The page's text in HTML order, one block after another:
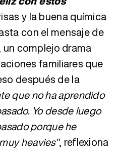
y la buena química
con el mensaje de
complejo drama
familiares que
después de la
que no ha aprendido
Yo desde luego
porque he
heavies", reflexiona